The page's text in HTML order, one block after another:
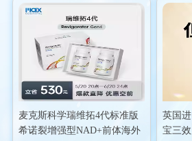
麦克斯科学瑞维拓4代标准版
希诺裂增强型NAD+前体海外
英国
宝三